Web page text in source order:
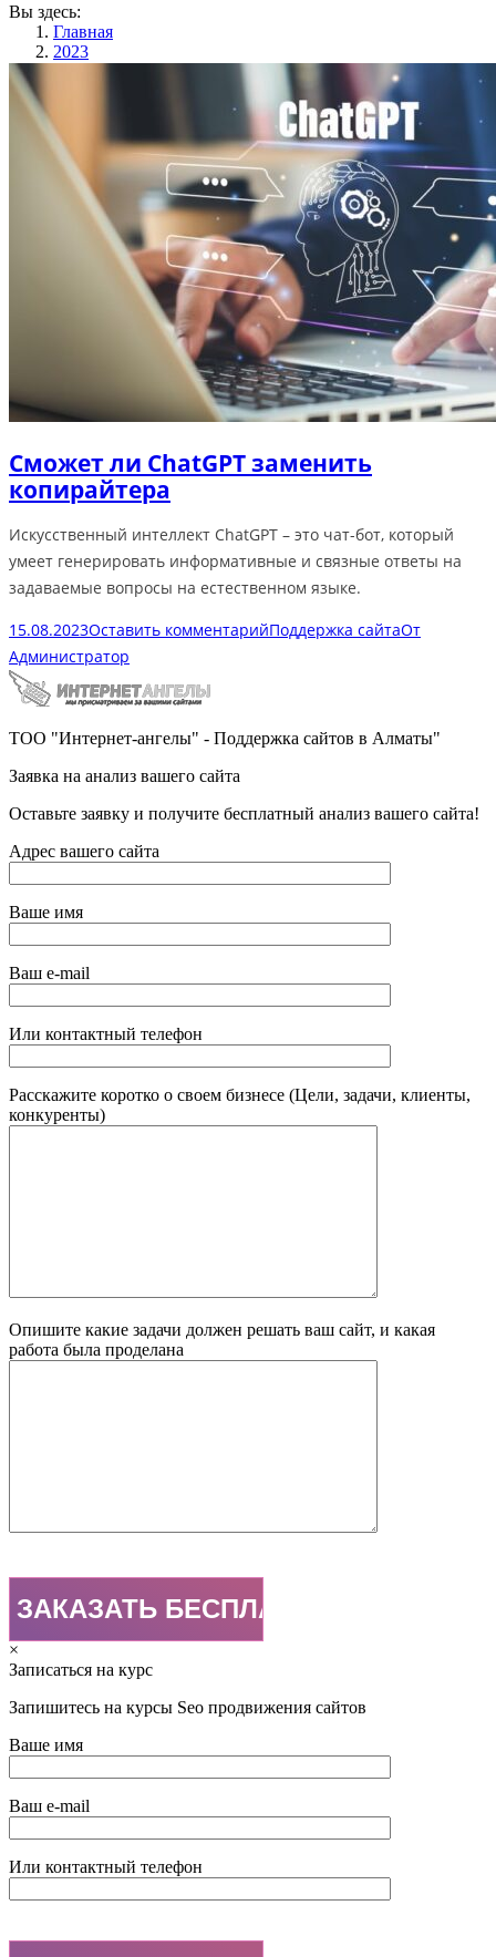
Вы здесь:
Главная
2023
Сможет ли ChatGPT заменить
копирайтера
Искусственный интеллект ChatGPT – это чат-бот, который
умеет генерировать информативные и связные ответы на
задаваемые вопросы на естественном языке.
15.08.2023Оставить комментарийПоддержка сайтаОт
Администратор
ТОО "Интернет-ангелы" - Поддержка сайтов в Алматы"
Заявка на анализ вашего сайта
Оставьте заявку и получите бесплатный анализ вашего сайта!
Адрес вашего сайта
Ваше имя
Ваш e-mail
Или контактный телефон
Расскажите коротко о своем бизнесе (Цели, задачи, клиенты,
конкуренты)
Опишите какие задачи должен решать ваш сайт, и какая
работа была проделана
×
Записаться на курс
Запишитесь на курсы Seo продвижения сайтов
Ваше имя
Ваш e-mail
Или контактный телефон